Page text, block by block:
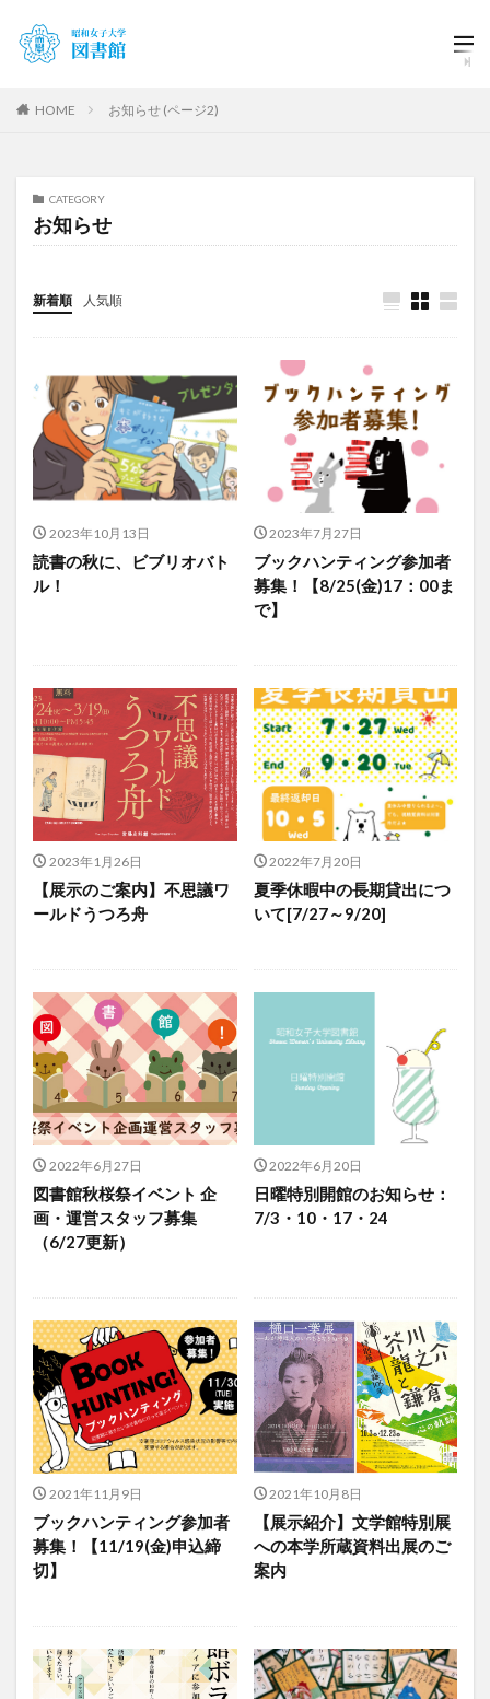
HOME お知らせ (ページ2)
CATEGORY
お知らせ
新着順 人気順
2023年10月13日
読書の秋に、ビブリオバト
ル！
2023年7月27日
ブックハンティング参加者
募集！【8/25(金)17：00ま
で】
2023年1月26日
【展示のご案内】不思議ワ
ールドうつろ舟
2022年7月20日
夏季休暇中の長期貸出につ
いて[7/27～9/20]
2022年6月27日
図書館秋桜祭イベント 企
画・運営スタッフ募集
（6/27更新）
2022年6月20日
日曜特別開館のお知らせ：
7/3・10・17・24
2021年11月9日
ブックハンティング参加者
募集！【11/19(金)申込締
切】
2021年10月8日
【展示紹介】文学館特別展
への本学所蔵資料出展のご
案内